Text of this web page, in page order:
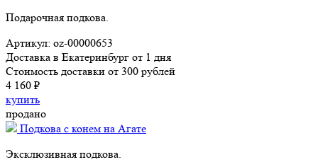
Подарочная подкова.
Артикул: oz-00000653
Доставка в Екатеринбург от 1 дня
Стоимость доставки от 300 рублей
4 160 ₽
купить
продано
Подкова с конем на Агате
Эксклюзивная подкова.